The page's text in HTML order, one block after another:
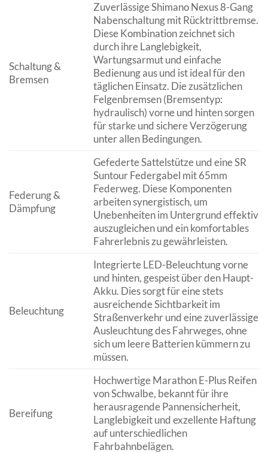
Schaltung &
Bremsen
Zuverlässige Shimano Nexus 8-Gang
Nabenschaltung mit Rücktrittbremse.
Diese Kombination zeichnet sich
durch ihre Langlebigkeit,
Wartungsarmut und einfache
Bedienung aus und ist ideal für den
täglichen Einsatz. Die zusätzlichen
Felgenbremsen (Bremsentyp:
hydraulisch) vorne und hinten sorgen
für starke und sichere Verzögerung
unter allen Bedingungen.
Federung &
Dämpfung
Gefederte Sattelstütze und eine SR
Suntour Federgabel mit 65mm
Federweg. Diese Komponenten
arbeiten synergistisch, um
Unebenheiten im Untergrund effektiv
auszugleichen und ein komfortables
Fahrerlebnis zu gewährleisten.
Beleuchtung
Integrierte LED-Beleuchtung vorne
und hinten, gespeist über den Haupt-
Akku. Dies sorgt für eine stets
ausreichende Sichtbarkeit im
Straßenverkehr und eine zuverlässige
Ausleuchtung des Fahrweges, ohne
sich um leere Batterien kümmern zu
müssen.
Bereifung
Hochwertige Marathon E-Plus Reifen
von Schwalbe, bekannt für ihre
herausragende Pannensicherheit,
Langlebigkeit und exzellente Haftung
auf unterschiedlichen
Fahrbahnbelägen.